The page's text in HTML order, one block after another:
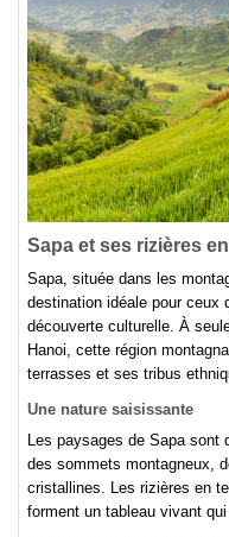
Sapa et ses rizières
Sapa, située dans les
destination idéale pour ceux
découverte culturelle. À
Hanoi, cette région
terrasses et ses tribus
Une nature saisissante
Les paysages de Sapa sont
des sommets montagneux,
cristallines. Les rizières en
forment un tableau vivant